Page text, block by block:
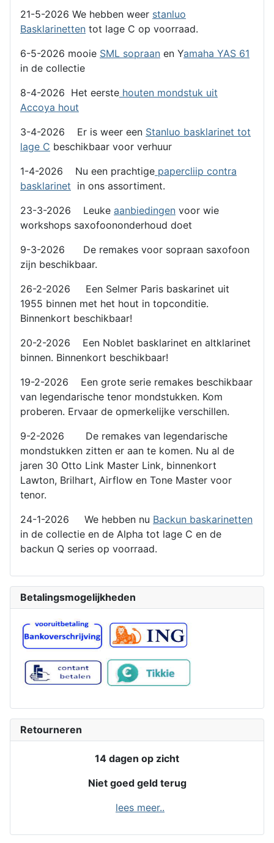
21-5-2026 We hebben weer stanluo
Basklarinetten tot lage C op voorraad.
6-5-2026 mooie SML sopraan en Yamaha YAS 61
in de collectie
8-4-2026 Het eerste houten mondstuk uit
Accoya hout
3-4-2026 Er is weer een Stanluo basklarinet tot
lage C beschikbaar voor verhuur
1-4-2026 Nu een prachtige papercliip contra
basklarinet in ons assortiment.
23-3-2026 Leuke aanbiedingen voor wie
workshops saxofoononderhoud doet
9-3-2026 De remakes voor sopraan saxofoon
zijn beschikbaar.
26-2-2026 Een Selmer Paris baskarinet uit
1955 binnen met het hout in topconditie.
Binnenkort beschikbaar!
20-2-2026 Een Noblet basklarinet en altklarinet
binnen. Binnenkort beschikbaar!
19-2-2026 Een grote serie remakes beschikbaar
van legendarische tenor mondstukken. Kom
proberen. Ervaar de opmerkelijke verschillen.
9-2-2026 De remakes van legendarische
mondstukken zitten er aan te komen. Nu al de
jaren 30 Otto Link Master Link, binnenkort
Lawton, Brilhart, Airflow en Tone Master voor
tenor.
24-1-2026 We hebben nu Backun baskarinetten
in de collectie en de Alpha tot lage C en de
backun Q series op voorraad.
Betalingsmogelijkheden
Retourneren
14 dagen op zicht
Niet goed geld terug
lees meer..